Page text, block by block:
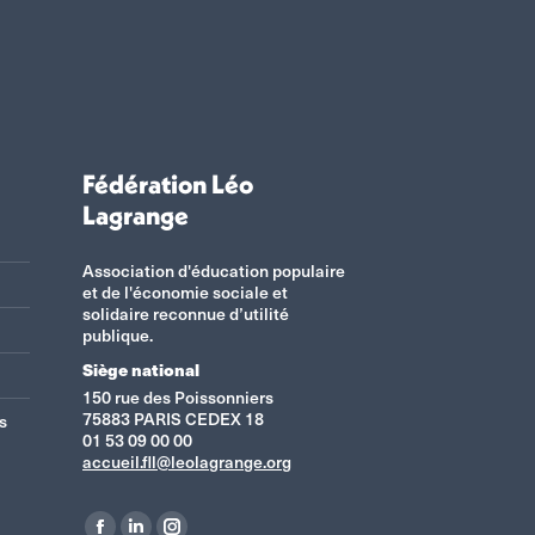
Fédération Léo
Lagrange
Association d'éducation populaire
et de l'économie sociale et
solidaire reconnue d’utilité
publique.
Siège national
150 rue des Poissonniers
75883 PARIS CEDEX 18
01 53 09 00 00
accueil.fll@leolagrange.org
Retrouvez-nous sur :